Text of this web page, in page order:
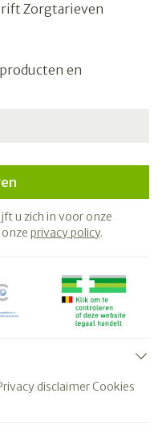
Zorgtarieven
en
u zich in voor onze
privacy policy.
disclaimerCookies